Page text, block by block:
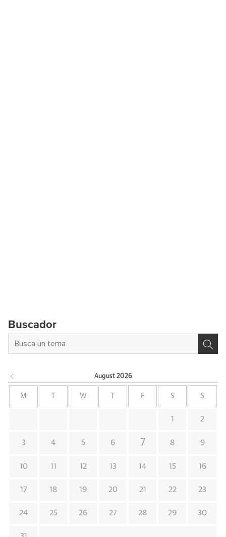
Buscador
August 2026
M W F S S
1 2
3 4 5 6 7 8 9
10 11 12 13 14 15 16
17 18 19 20 21 22 23
24 25 26 27 28 29 30